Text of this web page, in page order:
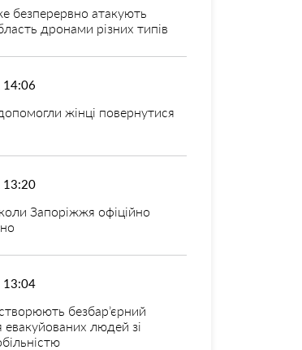
безперервно атакують
дронами різних типів
14:06
жінці повернутися
13:20
Запоріжжя офіційно
13:04
безбар’єрний
евакуйованих людей зі